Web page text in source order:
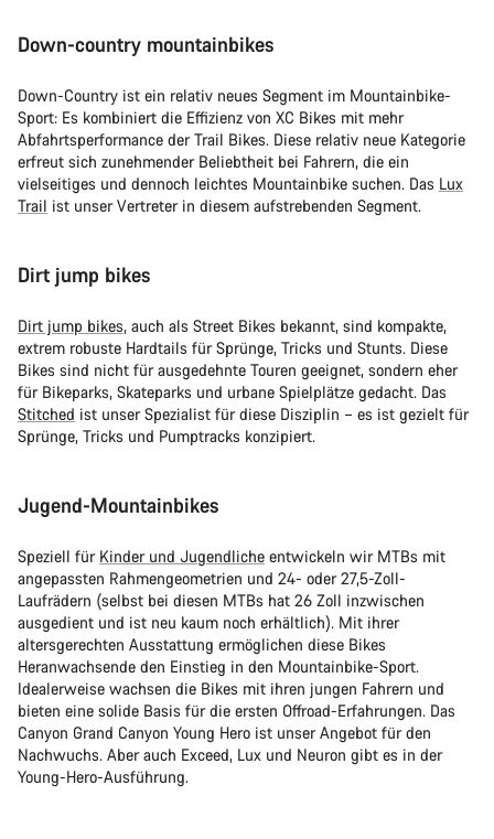
Down-country mountainbikes
Down-Country ist ein relativ neues Segment im Mountainbike-
Sport: Es kombiniert die Effizienz von XC Bikes mit mehr
Abfahrtsperformance der Trail Bikes. Diese relativ neue Kategorie
erfreut sich zunehmender Beliebtheit bei Fahrern, die ein
vielseitiges und dennoch leichtes Mountainbike suchen. Das Lux
Trail ist unser Vertreter in diesem aufstrebenden Segment.
Dirt jump bikes
Dirt jump bikes, auch als Street Bikes bekannt, sind kompakte,
extrem robuste Hardtails für Sprünge, Tricks und Stunts. Diese
Bikes sind nicht für ausgedehnte Touren geeignet, sondern eher
für Bikeparks, Skateparks und urbane Spielplätze gedacht. Das
Stitched ist unser Spezialist für diese Disziplin – es ist gezielt für
Sprünge, Tricks und Pumptracks konzipiert.
Jugend-Mountainbikes
Speziell für Kinder und Jugendliche entwickeln wir MTBs mit
angepassten Rahmengeometrien und 24- oder 27,5-Zoll-
Laufrädern (selbst bei diesen MTBs hat 26 Zoll inzwischen
ausgedient und ist neu kaum noch erhältlich). Mit ihrer
altersgerechten Ausstattung ermöglichen diese Bikes
Heranwachsende den Einstieg in den Mountainbike-Sport.
Idealerweise wachsen die Bikes mit ihren jungen Fahrern und
bieten eine solide Basis für die ersten Offroad-Erfahrungen. Das
Canyon Grand Canyon Young Hero ist unser Angebot für den
Nachwuchs. Aber auch Exceed, Lux und Neuron gibt es in der
Young-Hero-Ausführung.